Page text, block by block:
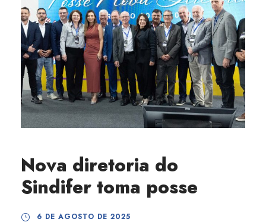
Nova diretoria do
Sindifer toma posse
6 DE AGOSTO DE 2025